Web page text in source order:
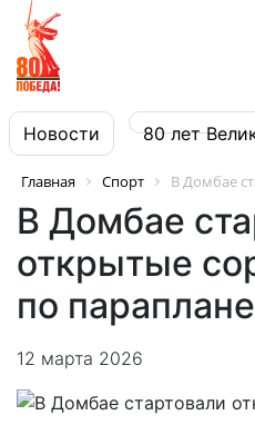
Новости 80 лет
Главная Спорт В Домбае
В Домбае
открытые
по
12 марта 2026